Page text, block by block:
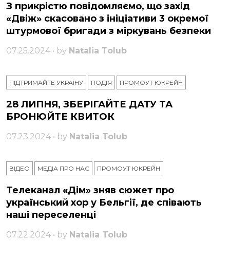
З прикрістю повідомляємо, що захід
«Двіж» скасовано з ініціативи 3 окремої
штурмової бригади з міркувань безпеки
07.25.2024 • by Natalia Tolub
ПІДТРИМАЙТЕ УКРАЇНУ ПОДІЯ ПРОМОУТ ЮКРЕЙН
28 ЛИПНЯ, ЗБЕРІГАЙТЕ ДАТУ ТА
БРОНЮЙТЕ КВИТОК
07.23.2024 • by Natalia Tolub
ВІДЕО МЕДІА ПРО НАС ПРОМОУТ ЮКРЕЙН
Телеканал «Дім» зняв сюжет про
український хор у Бельгії, де співають
наші переселенці
07.22.2024 • by Natalia Tolub